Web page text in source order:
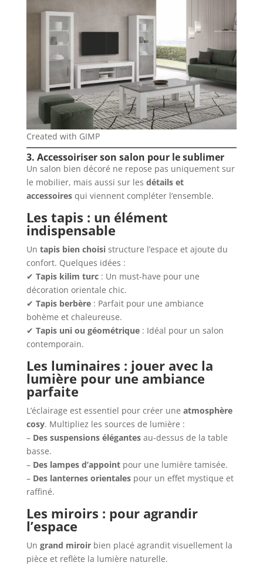
Created with GIMP
3. Accessoiriser son salon pour le sublimer
Un salon bien décoré ne repose pas uniquement sur
le mobilier, mais aussi sur les détails et
accessoiresqui viennent compléter l’ensemble.
Les tapis : un élément
indispensable
Un tapis bien choisistructure l’espace et ajoute du
confort. Quelques idées :
✔ Tapis kilim turc: Un must-have pour une
décoration orientale chic.
✔ Tapis berbère: Parfait pour une ambiance
bohème et chaleureuse.
✔ Tapis uni ou géométrique: Idéal pour un salon
contemporain.
Les luminaires : jouer avec la
lumière pour une ambiance
parfaite
L’éclairage est essentiel pour créer une atmosphère
cosy. Multipliez les sources de lumière :
– Des suspensions élégantesau-dessus de la table
basse.
– Des lampes d’appointpour une lumière tamisée.
– Des lanternes orientalespour un effet mystique et
raffiné.
Les miroirs : pour agrandir
l’espace
Un grand miroirbien placé agrandit visuellement la
pièce et reflète la lumière naturelle.